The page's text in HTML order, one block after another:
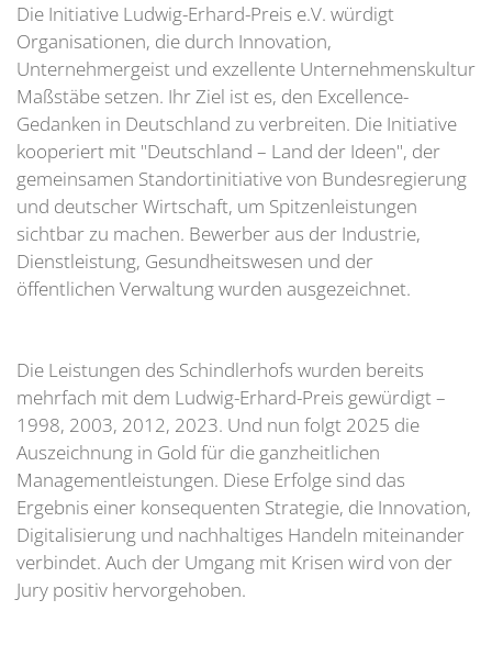
Die Initiative Ludwig-Erhard-Preis e.V. würdigt
Organisationen, die durch Innovation,
Unternehmergeist und exzellente Unternehmenskultur
Maßstäbe setzen. Ihr Ziel ist es, den Excellence-
Gedanken in Deutschland zu verbreiten. Die Initiative
kooperiert mit "Deutschland – Land der Ideen", der
gemeinsamen Standortinitiative von Bundesregierung
und deutscher Wirtschaft, um Spitzenleistungen
sichtbar zu machen. Bewerber aus der Industrie,
Dienstleistung, Gesundheitswesen und der
öffentlichen Verwaltung wurden ausgezeichnet.
Die Leistungen des Schindlerhofs wurden bereits
mehrfach mit dem Ludwig-Erhard-Preis gewürdigt –
1998, 2003, 2012, 2023. Und nun folgt 2025 die
Auszeichnung in Gold für die ganzheitlichen
Managementleistungen. Diese Erfolge sind das
Ergebnis einer konsequenten Strategie, die Innovation,
Digitalisierung und nachhaltiges Handeln miteinander
verbindet. Auch der Umgang mit Krisen wird von der
Jury positiv hervorgehoben.